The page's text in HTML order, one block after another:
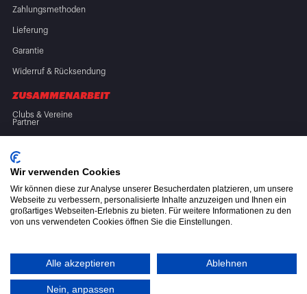
Zahlungsmethoden
Lieferung
Garantie
Widerruf & Rücksendung
ZUSAMMENARBEIT
Clubs & Vereine
Partner
Wir verwenden Cookies
Wir können diese zur Analyse unserer Besucherdaten platzieren, um unsere
Webseite zu verbessern, personalisierte Inhalte anzuzeigen und Ihnen ein
großartiges Webseiten-Erlebnis zu bieten. Für weitere Informationen zu den
von uns verwendeten Cookies öffnen Sie die Einstellungen.
Alle akzeptieren Ablehnen
Nein, anpassen